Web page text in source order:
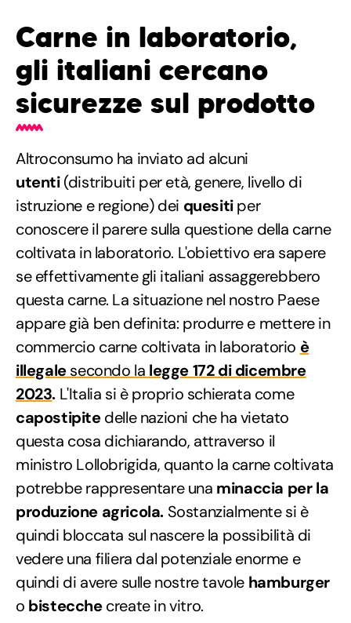
Carne in laboratorio,
gli italiani cercano
sicurezze sul prodotto
Altroconsumo ha inviato ad alcuni
utenti(distribuiti per età, genere, livello di
istruzione e regione) dei quesitiper
conoscere il parere sulla questione della carne
coltivata in laboratorio. L'obiettivo era sapere
se effettivamente gli italiani assaggerebbero
questa carne. La situazione nel nostro Paese
appare già ben definita: produrre e mettere in
commercio carne coltivata in laboratorio è
illegalesecondo la legge 172 di dicembre
2023. L'Italia si è proprio schierata come
capostipitedelle nazioni che ha vietato
questa cosa dichiarando, attraverso il
ministro Lollobrigida, quanto la carne coltivata
potrebbe rappresentare una minaccia per la
produzione agricola. Sostanzialmente si è
quindi bloccata sul nascere la possibilità di
vedere una filiera dal potenziale enorme e
quindi di avere sulle nostre tavole hamburger
o bistecchecreate in vitro.